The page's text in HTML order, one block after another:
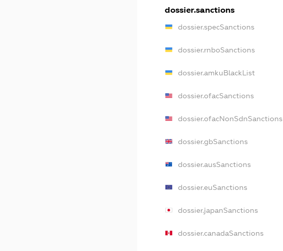
dossier.sanctions
dossier.specSanctions
dossier.rnboSanctions
dossier.amkuBlackList
dossier.ofacSanctions
dossier.ofacNonSdnSanctions
dossier.gbSanctions
dossier.ausSanctions
dossier.euSanctions
dossier.japanSanctions
dossier.canadaSanctions